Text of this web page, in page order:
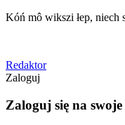
Kóń mô wikszi łep, niech
Redaktor
Zaloguj
Zaloguj się na